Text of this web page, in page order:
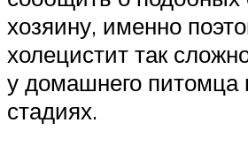
хозяину, именно
холецистит так
у домашнего питомца
стадиях.